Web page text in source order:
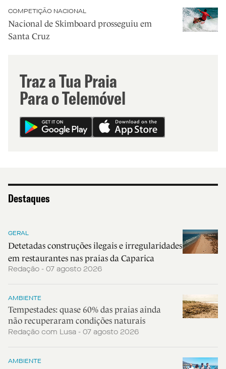
COMPETIÇÃO NACIONAL
Nacional de Skimboard prosseguiu em
Santa Cruz
Traz a Tua Praia
Para o Telemóvel
Destaques
GERAL
Detetadas construções ilegais e irregularidades
em restaurantes nas praias da Caparica
Redação - 07 agosto 2026
AMBIENTE
Tempestades: quase 60% das praias ainda
não recuperaram condições naturais
Redação com Lusa - 07 agosto 2026
AMBIENTE